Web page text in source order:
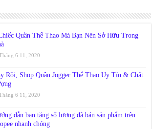
Quần Thể Thao Mà Bạn Nên Sở Hữu Trong
6 11, 2020
Rồi, Shop Quần Jogger Thể Thao Uy Tín & Chất
6 11, 2020
dẫn bạn tăng số lượng đã bán sản phẩm trên
nhanh chóng